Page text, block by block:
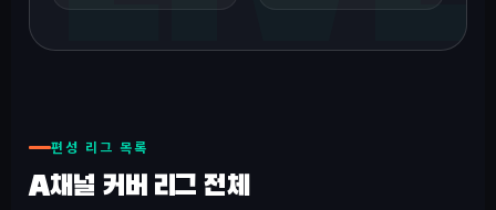
편성 리그 목록
A채널 커버 리그 전체